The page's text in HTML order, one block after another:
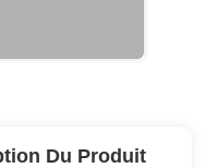
Du Produit